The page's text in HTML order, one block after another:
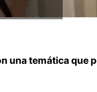
una temática que